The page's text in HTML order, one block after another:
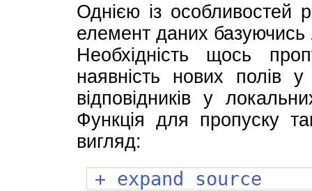
Однією із особливостей
елемент даних базуючись
Необхідність щось
наявність нових полів
відповідників у
Функція для пропуску
вигляд:
+ expand source